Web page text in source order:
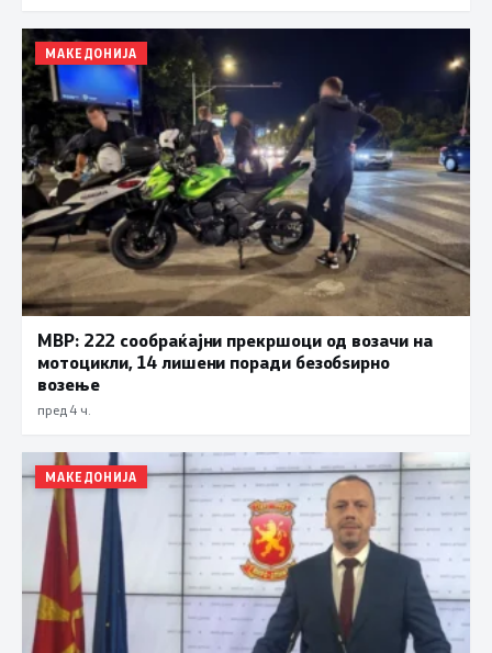
МАКЕДОНИЈА
МВР: 222 сообраќајни прекршоци од возачи на
мотоцикли, 14 лишени поради безобѕирно
возење
пред 4 ч.
МАКЕДОНИЈА